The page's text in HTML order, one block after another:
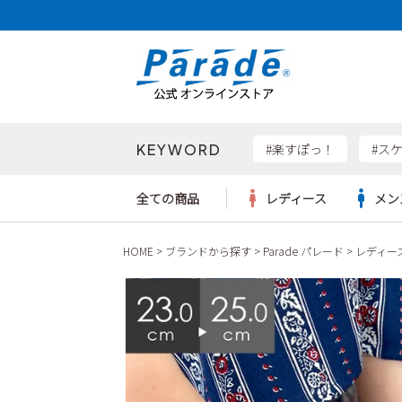
KEYWORD #楽すぽっ！ #ス
検索
全ての商品 レディース
サンダル
レインシューズ
パンプス
スニーカー
カジ
ワー
ブーツ
ウェア
メ
サンダル
レインシューズ
スニーカー
ビジネス・ドレスシューズ
サンダル
レインシューズ
スニーカー
スクール
new
asics
瞬足
レディース新入荷
メンズ新入荷
キッズ新入荷
レディースSALE
メンズSALE
キッズSALE
リュック
ボディバッグ
ハンドバッグ
ビジネスバッグ
トー
ショ
財布
ケア用品
雑貨
HOME ブランドから探す Parade パレード レディー